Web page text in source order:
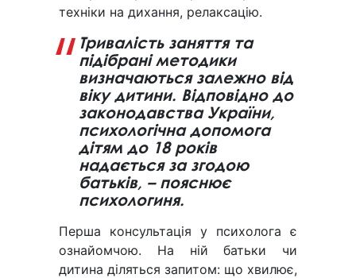
техніки на дихання, релаксацію.
Тривалість заняття та
підібрані методики
визначаються залежно від
віку дитини. Відповідно до
законодавства України,
психологічна допомога
дітям до 18 років
надається за згодою
батьків, – пояснює
психологиня.
Перша консультація у психолога є
ознайомчою. На ній батьки чи
дитина діляться запитом: що хвилює,